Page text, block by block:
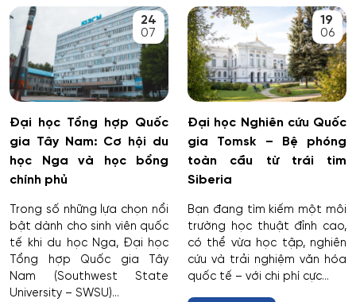
Cơ sở hạ tầng nhà ở và xã hội
Cơ điện tử và Robotics
Cấp nước và xử lý nước thải đô thị - công nghiệp
Di truyền học
Du lịch
Du lịch nghỉ dưỡng và hoạt động giải trí
24
07
Đại học Tổng hợp Quốc
gia Tây Nam: Cơ hội du
học Nga và học bổng
chính phủ
Trong số những lựa chọn nổi
bật dành cho sinh viên quốc
tế khi du học Nga, Đại học
Tổng hợp Quốc gia Tây
Nam (Southwest State
University – SWSU)...
19
06
Đại học Nghiên cứu Quốc
gia Tomsk – Bệ phóng
toàn cầu từ trái tim
Siberia
Bạn đang tìm kiếm một môi
trường học thuật đỉnh cao,
có thể vừa học tập, nghiên
cứu và trải nghiệm văn hóa
quốc tế – với chi phí cực...